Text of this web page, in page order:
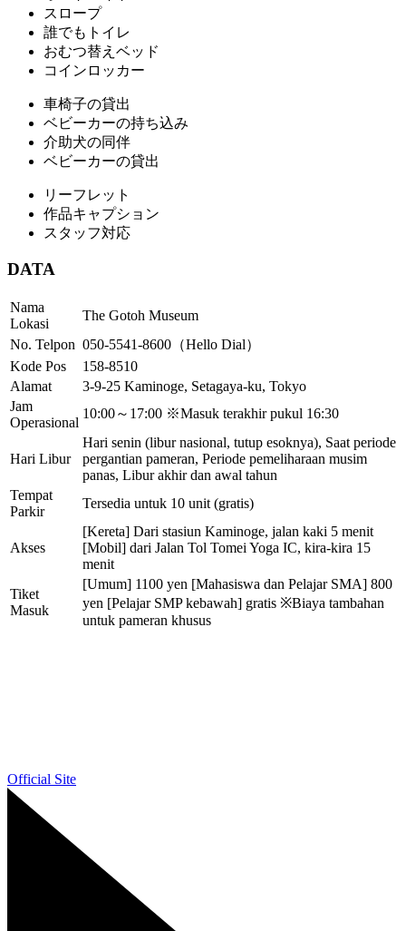
スロープ
誰でもトイレ
おむつ替えベッド
コインロッカー
車椅子の貸出
ベビーカーの持ち込み
介助犬の同伴
ベビーカーの貸出
リーフレット
作品キャプション
スタッフ対応
DATA
Nama
Lokasi
The Gotoh Museum
No. Telpon 050-5541-8600（Hello Dial）
Kode Pos
158-8510
Alamat
3-9-25 Kaminoge, Setagaya-ku, Tokyo
Jam
Operasional
10:00～17:00 ※Masuk terakhir pukul 16:30
Hari Libur
Hari senin (libur nasional, tutup esoknya), Saat periode
pergantian pameran, Periode pemeliharaan musim
panas, Libur akhir dan awal tahun
Tempat
Parkir
Tersedia untuk 10 unit (gratis)
Akses
[Kereta] Dari stasiun Kaminoge, jalan kaki 5 menit
[Mobil] dari Jalan Tol Tomei Yoga IC, kira-kira 15
menit
Tiket
Masuk
[Umum] 1100 yen [Mahasiswa dan Pelajar SMA] 800
yen [Pelajar SMP kebawah] gratis ※Biaya tambahan
untuk pameran khusus
Official Site